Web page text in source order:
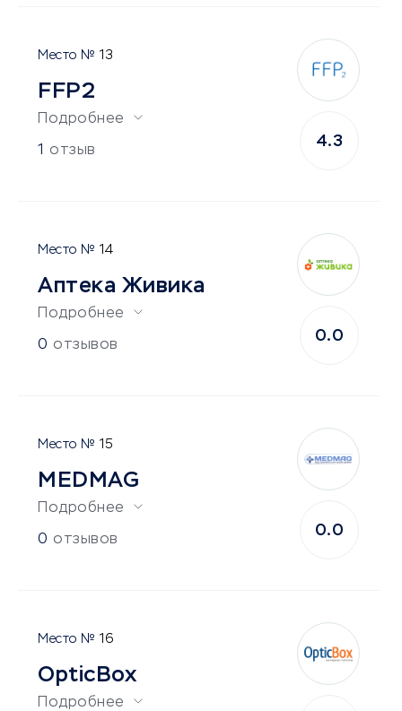
13
FFP2
Подробнее
1 отзыв
4.3
14
Аптека Живика
Подробнее
0 отзывов
0.0
15
MEDMAG
Подробнее
0 отзывов
0.0
16
OpticBox
Подробнее